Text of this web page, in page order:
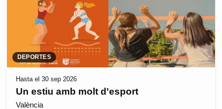
DEPORTES
Hasta el 30 sep 2026
Un estiu amb molt d'esport
València